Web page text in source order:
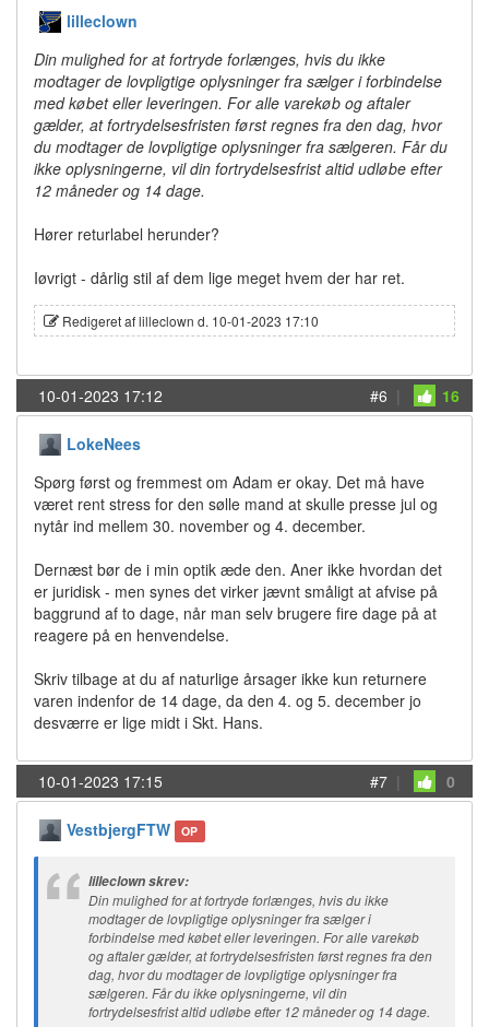
lilleclown
Din mulighed for at fortryde forlænges, hvis du ikke
modtager de lovpligtige oplysninger fra sælger i forbindelse
med købet eller leveringen. For alle varekøb og aftaler
gælder, at fortrydelsesfristen først regnes fra den dag, hvor
du modtager de lovpligtige oplysninger fra sælgeren. Får du
ikke oplysningerne, vil din fortrydelsesfrist altid udløbe efter
12 måneder og 14 dage.
Hører returlabel herunder?
Iøvrigt - dårlig stil af dem lige meget hvem der har ret.
Redigeret af lilleclown d. 10-01-2023 17:10
10-01-2023 17:12 #6 | 16
LokeNees
Spørg først og fremmest om Adam er okay. Det må have
været rent stress for den sølle mand at skulle presse jul og
nytår ind mellem 30. november og 4. december.
Dernæst bør de i min optik æde den. Aner ikke hvordan det
er juridisk - men synes det virker jævnt småligt at afvise på
baggrund af to dage, når man selv brugere fire dage på at
reagere på en henvendelse.
Skriv tilbage at du af naturlige årsager ikke kun returnere
varen indenfor de 14 dage, da den 4. og 5. december jo
desværre er lige midt i Skt. Hans.
10-01-2023 17:15 #7 | 0
VestbjergFTW OP
lilleclown skrev:
Din mulighed for at fortryde forlænges, hvis du ikke
modtager de lovpligtige oplysninger fra sælger i
forbindelse med købet eller leveringen. For alle varekøb
og aftaler gælder, at fortrydelsesfristen først regnes fra den
dag, hvor du modtager de lovpligtige oplysninger fra
sælgeren. Får du ikke oplysningerne, vil din
fortrydelsesfrist altid udløbe efter 12 måneder og 14 dage.